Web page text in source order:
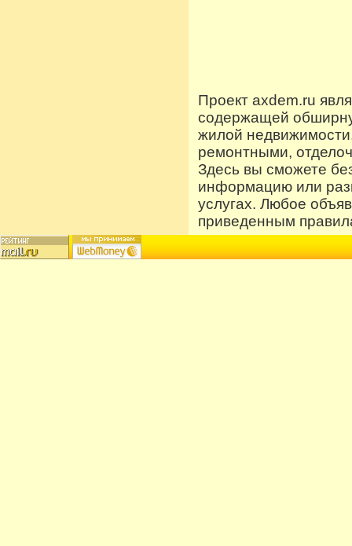
Проект axdem.ru
содержащей
жилой
ремонтными,
Здесь вы сможете
информацию или
услугах. Любое
приведенным